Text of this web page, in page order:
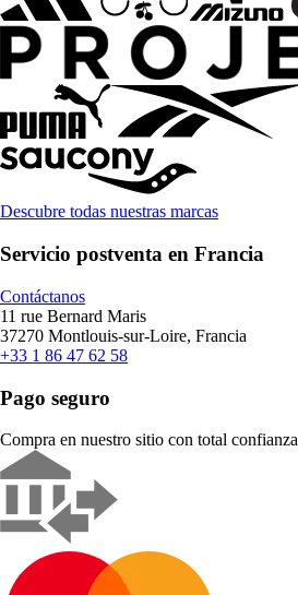
Descubre todas nuestras marcas
Servicio postventa en Francia
Contáctanos
11 rue Bernard Maris
37270 Montlouis-sur-Loire, Francia
+33 1 86 47 62 58
Pago seguro
Compra en nuestro sitio con total confianza